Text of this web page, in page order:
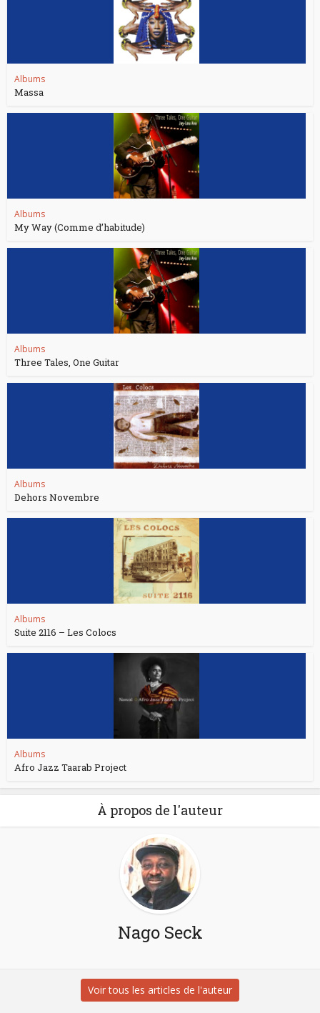
Albums
Massa
Albums
My Way (Comme d’habitude)
Albums
Three Tales, One Guitar
Albums
Dehors Novembre
Albums
Suite 2116 – Les Colocs
Albums
Afro Jazz Taarab Project
À propos de l'auteur
Nago Seck
Voir tous les articles de l'auteur